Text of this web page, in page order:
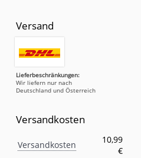
Versand
Lieferbeschränkungen:
Wir liefern nur nach
Deutschland und Österreich
Versandkosten
Eigenschaft
Versandkosten
10,99
€